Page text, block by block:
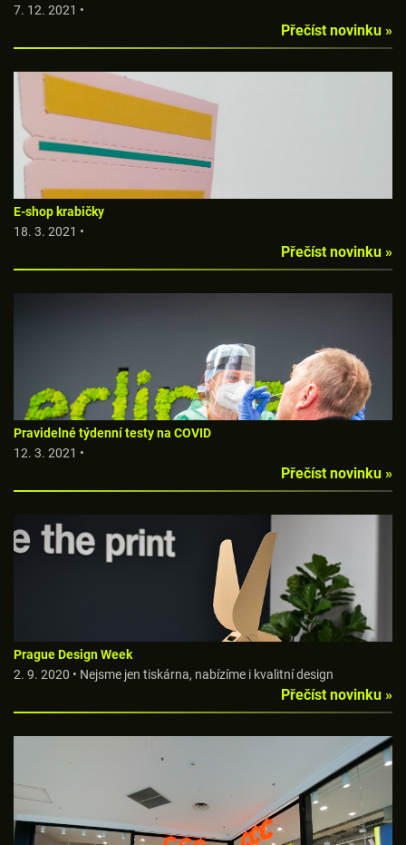
7. 12. 2021 •
Přečíst novinku »
E-shop krabičky
18. 3. 2021 •
Přečíst novinku »
Pravidelné týdenní testy na COVID
12. 3. 2021 •
Přečíst novinku »
Prague Design Week
2. 9. 2020 • Nejsme jen tiskárna, nabízíme i kvalitní design
Přečíst novinku »